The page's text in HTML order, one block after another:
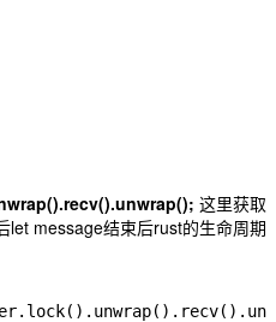
这里获取
let message结束后rust的生命周期